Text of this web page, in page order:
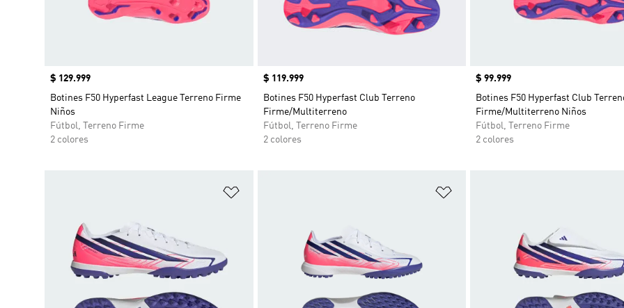
Precio
$ 129.999
Botines F50 Hyperfast League Terreno Firme
Niños
Fútbol, Terreno Firme
2 colores
Precio
$ 119.999
Botines F50 Hyperfast Club Terreno
Firme/Multiterreno
Fútbol, Terreno Firme
2 colores
Precio
$ 99.999
Botines F50 Hyperfast Club
Firme/Multiterreno Niños
Fútbol, Terreno Firme
2 colores